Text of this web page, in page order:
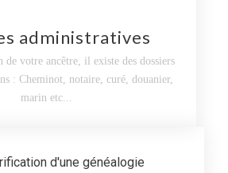
administratives
de votre ancêtre, il existe des dossiers
: Cheminot, notaire, curé, douanier,
marin etc...